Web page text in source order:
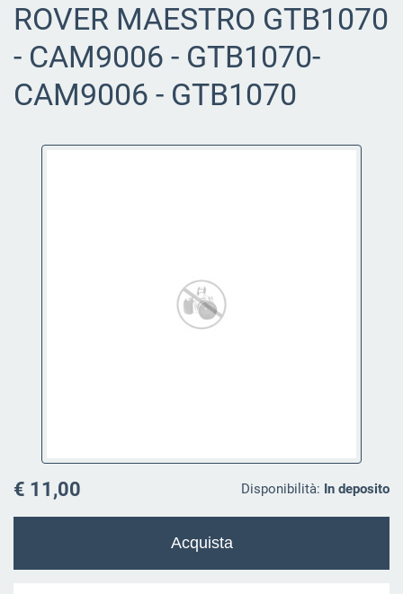
ROVER MAESTRO GTB1070
- CAM9006 - GTB1070-
CAM9006 - GTB1070
Disponibilità: In deposito
€ 11,00